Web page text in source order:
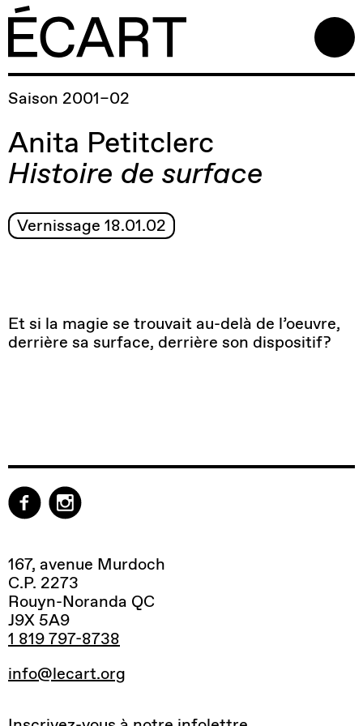
Saison 2001–02
Anita Petitclerc
Histoire de surface
Vernissage 18.01.02
Et si la magie se trouvait au-delà de l’oeuvre,
derrière sa surface, derrière son dispositif?
167, avenue Murdoch
C.P. 2273
Rouyn-Noranda QC
J9X 5A9
1 819 797-8738
info@lecart.org